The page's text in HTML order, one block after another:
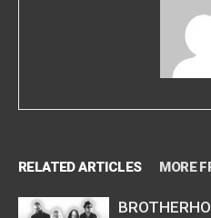
RELATED ARTICLES MORE